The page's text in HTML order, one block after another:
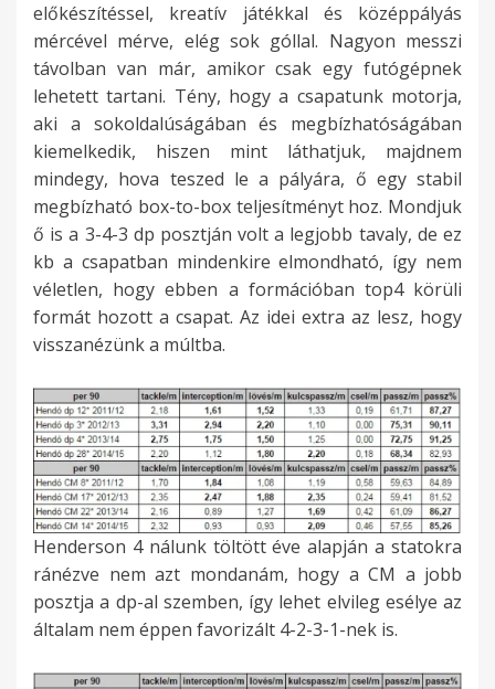
előkészítéssel, kreatív játékkal és középpályás
mércével mérve, elég sok góllal. Nagyon messzi
távolban van már, amikor csak egy futógépnek
lehetett tartani. Tény, hogy a csapatunk motorja,
aki a sokoldalúságában és megbízhatóságában
kiemelkedik, hiszen mint láthatjuk, majdnem
mindegy, hova teszed le a pályára, ő egy stabil
megbízható box-to-box teljesítményt hoz. Mondjuk
ő is a 3-4-3 dp posztján volt a legjobb tavaly, de ez
kb a csapatban mindenkire elmondható, így nem
véletlen, hogy ebben a formációban top4 körüli
formát hozott a csapat. Az idei extra az lesz, hogy
visszanézünk a múltba.
Henderson 4 nálunk töltött éve alapján a statokra
ránézve nem azt mondanám, hogy a CM a jobb
posztja a dp-al szemben, így lehet elvileg esélye az
általam nem éppen favorizált 4-2-3-1-nek is.